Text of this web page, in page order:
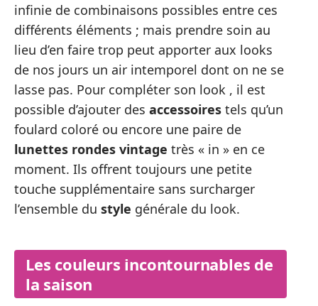
infinie de combinaisons possibles entre ces
différents éléments ; mais prendre soin au
lieu d’en faire trop peut apporter aux looks
de nos jours un air intemporel dont on ne se
lasse pas. Pour compléter son look , il est
possible d’ajouter des accessoires tels qu’un
foulard coloré ou encore une paire de
lunettes rondes vintage très « in » en ce
moment. Ils offrent toujours une petite
touche supplémentaire sans surcharger
l’ensemble du style générale du look.
Les couleurs incontournables de
la saison